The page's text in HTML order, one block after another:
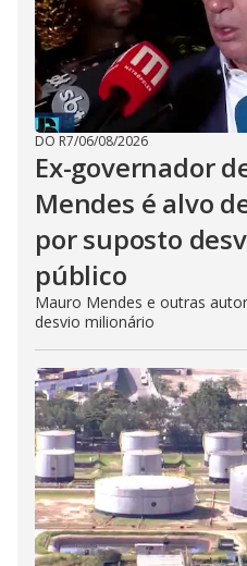
DO R7/06/08/2026
Ex-governador
Mendes é alvo
por suposto
público
Mauro Mendes e outras
desvio milionário